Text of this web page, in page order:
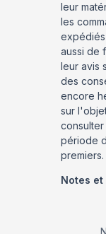
leur
les
expédiés
aussi de
leur avis
des
encore
sur
période
premiers.
Notes et